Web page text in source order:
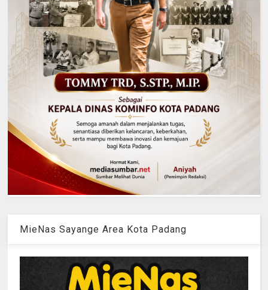
MieNas Sayange Area Kota Padang